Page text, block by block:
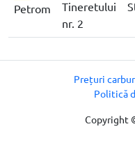
Petrom
Tineretului
nr. 2
Copyright
Prețuri
Politică